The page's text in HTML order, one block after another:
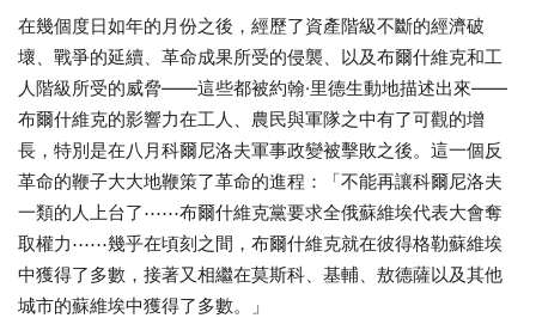
在幾個度日如年的月份之後，經歷了資產階級不斷的經濟破
壞、戰爭的延續、革命成果所受的侵襲、以及布爾什維克和工
人階級所受的威脅——這些都被約翰·里德生動地描述出來——
布爾什維克的影響力在工人、農民與軍隊之中有了可觀的增
長，特別是在八月科爾尼洛夫軍事政變被擊敗之後。這一個反
革命的鞭子大大地鞭策了革命的進程：「不能再讓科爾尼洛夫
一類的人上台了⋯⋯布爾什維克黨要求全俄蘇維埃代表大會奪
取權力⋯⋯幾乎在頃刻之間，布爾什維克就在彼得格勒蘇維埃
中獲得了多數，接著又相繼在莫斯科、基輔、敖德薩以及其他
城市的蘇維埃中獲得了多數。」